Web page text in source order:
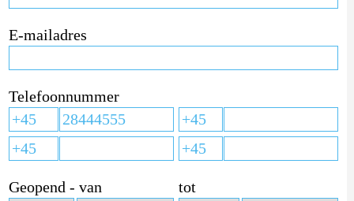
E-mailadres
Telefoonnummer
Geopend - van tot